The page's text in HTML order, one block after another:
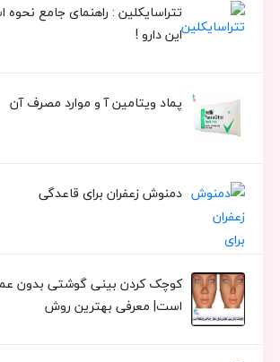
تتراسایکلین : راهنمای جامع
این دارو !
پماد ویتامین آ و موارد مصرف آن
دمنوش زعفران برای قاعدگی
کوچک کردن بینی گوشتی بدون
است| معرفی بهترین روش